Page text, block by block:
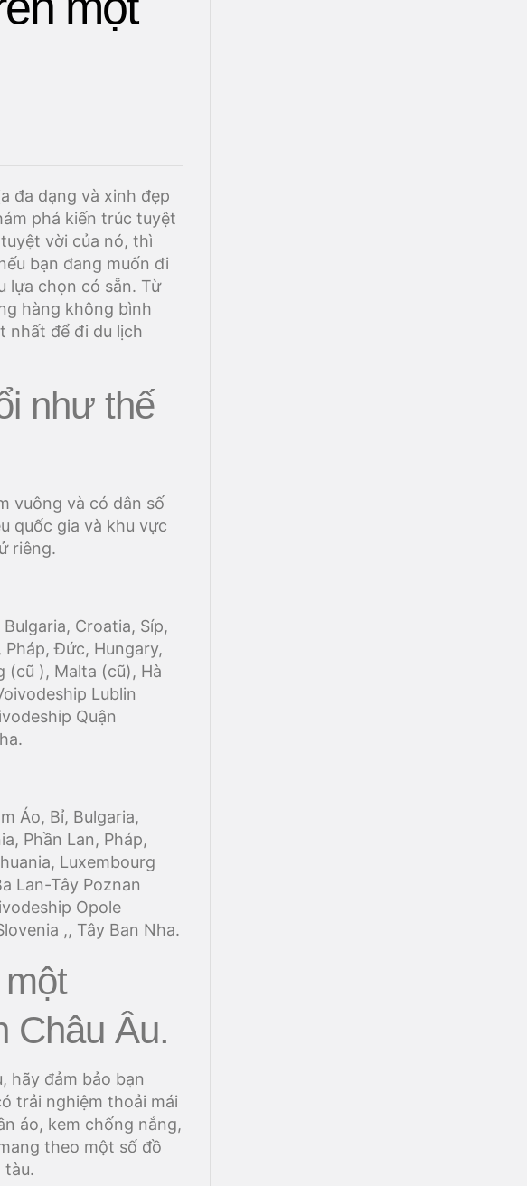
đa dạng và xinh đẹp
phá kiến ​​trúc tuyệt
vời của nó, thì
bạn đang muốn đi
lựa chọn có sẵn. Từ
hàng không bình
nhất để đi du lịch
như thế
vuông và có dân số
quốc gia và khu vực
riêng.
Croatia, Síp,
Pháp, Đức, Hungary,
(cũ ), Malta (cũ), Hà
Lublin
Quận
Áo, Bỉ, Bulgaria,
Phần Lan, Pháp,
Luxembourg
Lan-Tây Poznan
Opole
,, Tây Ban Nha.
Châu Âu.
hãy đảm bảo bạn
trải nghiệm thoải mái
áo, kem chống nắng,
theo một số đồ
tàu.